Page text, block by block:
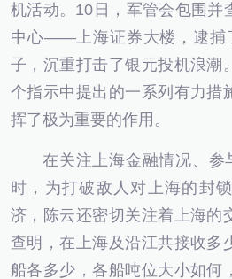
机活动。10日，军管会包围并
中心——上海证券大楼，逮捕
子，沉重打击了银元投机浪潮
个指示中提出的一系列有力措
挥了极为重要的作用。
在关注上海金融情况、参
时，为打破敌人对上海的封
济，陈云还密切关注着上海的
查明，在上海及沿江共接收多
船各多少，各船吨位大小如何